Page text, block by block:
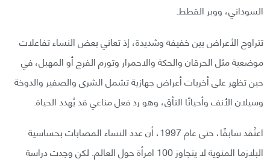
السوداني، ووبر القطط.
تتراوح الأعراض بين خفيفة وشديدة، إذ تعاني بعض النساء تفاعلات
موضعية مثل الحرقان والحكة والاحمرار وتورم الفرج أو المهبل، في
حين تظهر على أخريات أعراض جهازية تشمل الشرى والصفير والدوخة
وسيلان الأنف وأحيانًا التأق، وهو رد فعل مناعي قد يُهدد الحياة.
اعتُقد سابقًا، حتى عام 1997، أن عدد النساء المصابات بحساسية
البلازما المنوية لا يتجاوز 100 امرأة حول العالم. لكن وجدت دراسة